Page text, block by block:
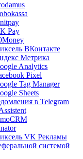
Pay
ВКонтакте
Метрика
Analytics
Pixel
Tag Manager
Sheets
в Telegram
VK Рекламы
системой